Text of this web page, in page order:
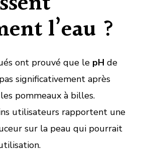
l’eau ?
ont prouvé que le pH de
significativement après
pommeaux à billes.
utilisateurs rapportent une
sur la peau qui pourrait